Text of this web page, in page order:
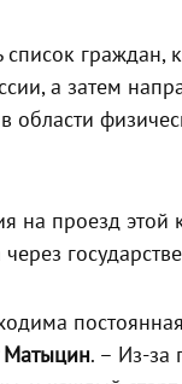
список
а затем
области
на проезд этой
Матыцин. – Из-за